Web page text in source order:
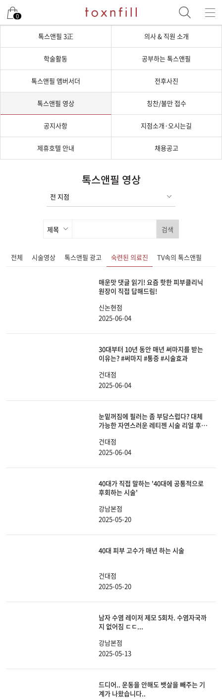
0
톡스앤필 3正 의사 & 직원 소개
학술활동 공부하는 톡스앤필
톡스앤필 앰버서더 전후사진
톡스앤필 영상 칭찬/불만 접수
공지사항 지점소개·오시는길
제휴호텔 안내 채용공고
톡스앤필 영상
검색
전체 시술영상 톡스앤필 광고 숙련된 의료진 TV속의 톡스앤필
매운맛 댓글 읽기! 요즘 핫한 피부클리닉
원장이 직접 답해드림!
신논현점
2025-06-04
30대부터 10년 동안 매년 써마지를 받는
이유는? #써마지 #통증 #시술효과
건대점
2025-06-04
눈밑꺼짐에 필러는 좀 부담스럽다? 대체
가능한 자연스러운 레티젠 시술 리얼 후기
건대점
2025-06-04
40대가 직접 말하는 '40대에 공통적으로
후회하는 시술'
강남본점
2025-05-20
40대 피부 고수가 매년 하는 시술
건대점
2025-05-20
남자 수염 레이저 제모 5회차. 수염자국까
지 없어짐 ㄷㄷ...
강남본점
2025-05-13
드디어.. 운동을 안해도 뱃살을 빼주는 기
계가 나왔습니다..